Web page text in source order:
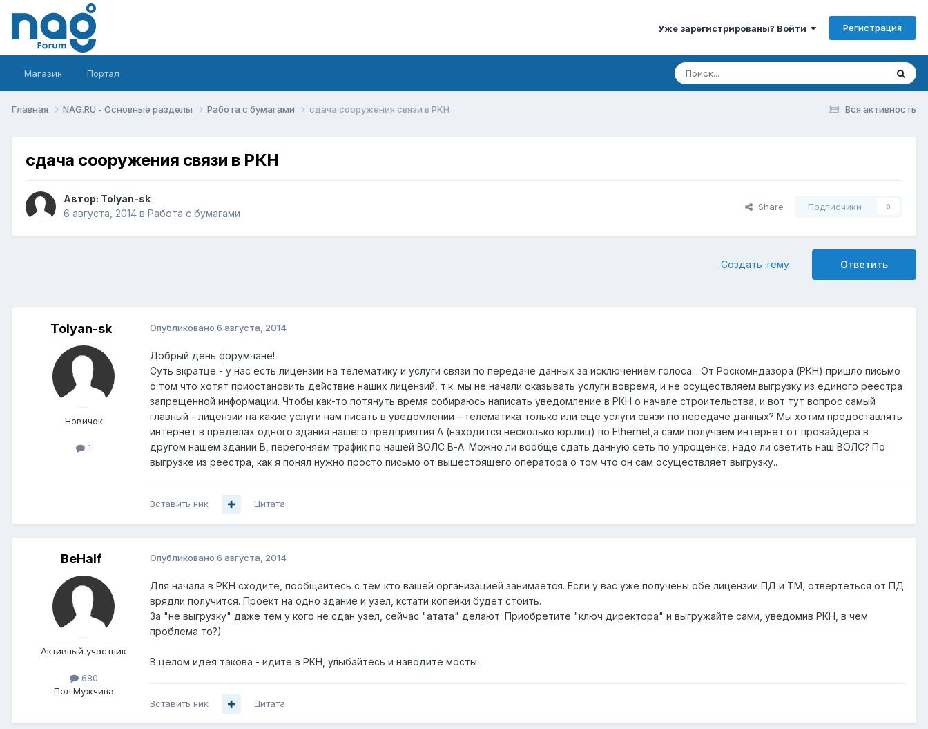
Уже зарегистрированы? Войти Регистрация
Магазин Портал
Вся активность
Главная NAG.RU - Основные разделы Работа с бумагами сдача сооружения связи в РКН
сдача сооружения связи в РКН
Автор: Tolyan-sk
6 августа, 2014 в Работа с бумагами
Share Подписчики 0
Ответить
Создать тему
Tolyan-sk
Новичок
1
Опубликовано 6 августа, 2014
Добрый день форумчане!
Суть вкратце - у нас есть лицензии на телематику и услуги связи по передаче данных за исключением голоса... От Роскомндазора (РКН) пришло письмо
о том что хотят приостановить действие наших лицензий, т.к. мы не начали оказывать услуги вовремя, и не осуществляем выгрузку из единого реестра
запрещенной информации. Чтобы как-то потянуть время собираюсь написать уведомление в РКН о начале строительства, и вот тут вопрос самый
главный - лицензии на какие услуги нам писать в уведомлении - телематика только или еще услуги связи по передаче данных? Мы хотим предоставлять
интернет в пределах одного здания нашего предприятия А (находится несколько юр.лиц) по Ethernet,а сами получаем интернет от провайдера в
другом нашем здании В, перегоняем трафик по нашей ВОЛС В-А. Можно ли вообще сдать данную сеть по упрощенке, надо ли светить наш ВОЛС? По
выгрузке из реестра, как я понял нужно просто письмо от вышестоящего оператора о том что он сам осуществляет выгрузку..
Вставить ник Цитата
BeHalf
Активный участник
680
Пол:Мужчина
Опубликовано 6 августа, 2014
Для начала в РКН сходите, пообщайтесь с тем кто вашей организацией занимается. Если у вас уже получены обе лицензии ПД и ТМ, отвертеться от ПД
врядли получится. Проект на одно здание и узел, кстати копейки будет стоить.
За "не выгрузку" даже тем у кого не сдан узел, сейчас "атата" делают. Приобретите "ключ директора" и выгружайте сами, уведомив РКН, в чем
проблема то?)
В целом идея такова - идите в РКН, улыбайтесь и наводите мосты.
Вставить ник Цитата